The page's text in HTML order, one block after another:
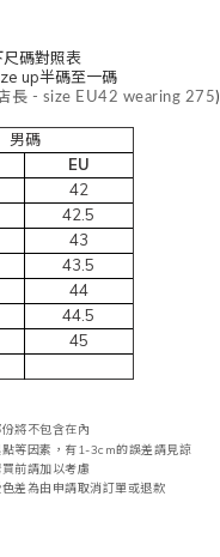
碼對照表
up半碼至一碼
長 - size EU42 wearing 275)
男碼
EU
42
42.5
43
43.5
44
44.5
45
將不包含在內
等因素， 有1-3cm的誤差請見諒
前請加以考慮
色差為由申請取消訂單或退款